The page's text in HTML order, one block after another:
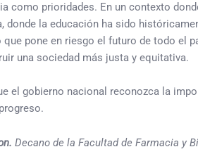
como prioridades. En un contexto
donde la educación ha sido
que pone en riesgo el futuro de todo el
una sociedad más justa y equitativa.
el gobierno nacional reconozca la
Decano de la Facultad de Farmacia y